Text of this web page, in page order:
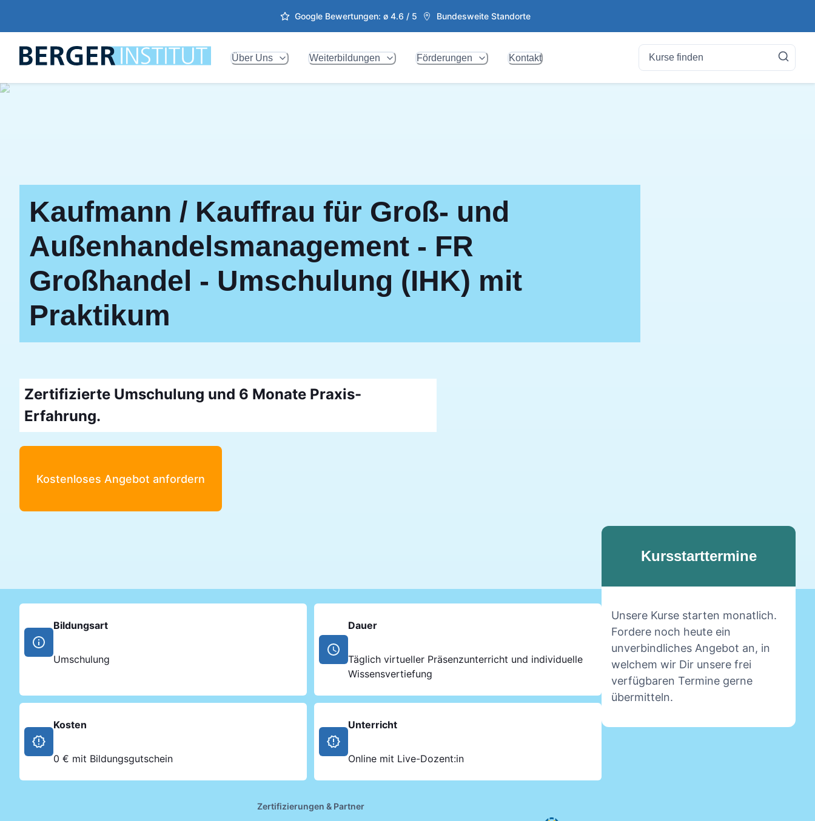
Google Bewertungen: ø 4.6 / 5 Bundesweite Standorte
Über Uns Weiterbildungen Förderungen Kontakt
Kaufmann / Kauffrau für Groß- und
Außenhandelsmanagement - FR
Großhandel - Umschulung (IHK) mit
Praktikum
Zertifizierte Umschulung und 6 Monate Praxis-
Erfahrung.
Kostenloses Angebot anfordern
Bildungsart
Umschulung
Dauer
Täglich virtueller Präsenzunterricht und individuelle
Wissensvertiefung
Kosten
0 € mit Bildungsgutschein
Unterricht
Online mit Live-Dozent:in
Zertifizierungen & Partner
Kursstarttermine
Unsere Kurse starten monatlich.
Fordere noch heute ein
unverbindliches Angebot an, in
welchem wir Dir unsere frei
verfügbaren Termine gerne
übermitteln.